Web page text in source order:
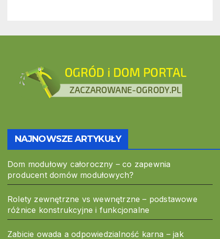
NAJNOWSZE ARTYKUŁY
Dom modułowy całoroczny – co zapewnia
producent domów modułowych?
Rolety zewnętrzne vs wewnętrzne – podstawowe
różnice konstrukcyjne i funkcjonalne
Zabicie owada a odpowiedzialność karna – jak